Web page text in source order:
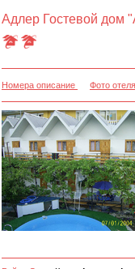
Адлер Гостевой дом
Номера описание Фото отеля